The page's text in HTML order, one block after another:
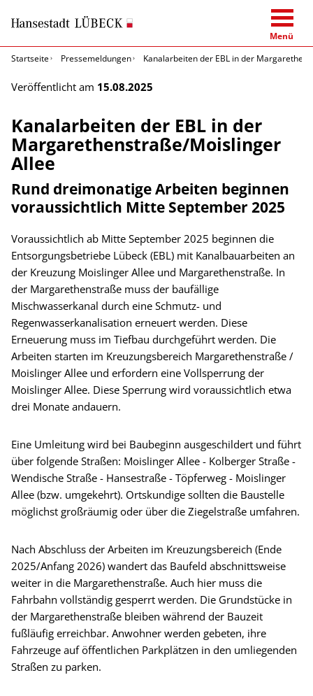
Menü
Startseite
Pressemeldungen Kanalarbeiten der EBL in der
Veröffentlicht am 15.08.2025
Kanalarbeiten der EBL in der
Margarethenstraße/Moislinger
Allee
Rund dreimonatige Arbeiten beginnen
voraussichtlich Mitte September 2025
Voraussichtlich ab Mitte September 2025 beginnen die
Entsorgungsbetriebe Lübeck (EBL) mit Kanalbauarbeiten an
der Kreuzung Moislinger Allee und Margarethenstraße. In
der Margarethenstraße muss der baufällige
Mischwasserkanal durch eine Schmutz- und
Regenwasserkanalisation erneuert werden. Diese
Erneuerung muss im Tiefbau durchgeführt werden. Die
Arbeiten starten im Kreuzungsbereich Margarethenstraße /
Moislinger Allee und erfordern eine Vollsperrung der
Moislinger Allee. Diese Sperrung wird voraussichtlich etwa
drei Monate andauern.
Eine Umleitung wird bei Baubeginn ausgeschildert und führt
über folgende Straßen: Moislinger Allee - Kolberger Straße -
Wendische Straße - Hansestraße - Töpferweg - Moislinger
Allee (bzw. umgekehrt). Ortskundige sollten die Baustelle
möglichst großräumig oder über die Ziegelstraße umfahren.
Nach Abschluss der Arbeiten im Kreuzungsbereich (Ende
2025/Anfang 2026) wandert das Baufeld abschnittsweise
weiter in die Margarethenstraße. Auch hier muss die
Fahrbahn vollständig gesperrt werden. Die Grundstücke in
der Margarethenstraße bleiben während der Bauzeit
fußläufig erreichbar. Anwohner werden gebeten, ihre
Fahrzeuge auf öffentlichen Parkplätzen in den umliegenden
Straßen zu parken.